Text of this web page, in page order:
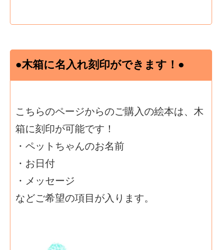
●木箱に名入れ刻印ができます！●
こちらのページからのご購入の絵本は、木
箱に刻印が可能です！
・ペットちゃんのお名前
・お日付
・メッセージ
などご希望の項目が入ります。